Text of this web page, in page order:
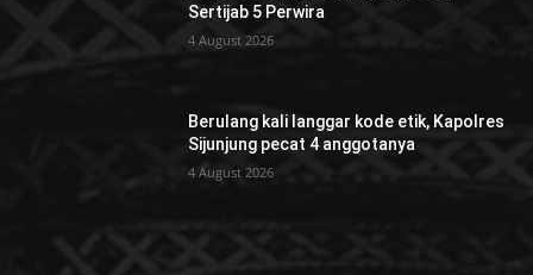
Sertijab 5 Perwira
4 August 2026
Berulang kali langgar kode etik, Kapolres
Sijunjung pecat 4 anggotanya
4 August 2026